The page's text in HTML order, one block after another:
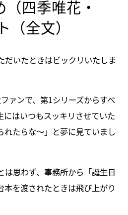
四季唯花・
全文）
だいたときはビックリいたしま
ァンで、第1シリーズからすべ
にはいつもスッキリさせていた
れたらな～」と夢に見ていまし
は思わず、事務所から「誕生日
本を渡されたときは飛び上がり